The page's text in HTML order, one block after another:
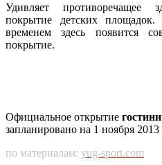
Удивляет противоречащее
покрытие детских площадок.
временем здесь появится
покрытие.
Официальное открытие
запланировано на 1 ноября 2013
по материалам: yug-sport.com